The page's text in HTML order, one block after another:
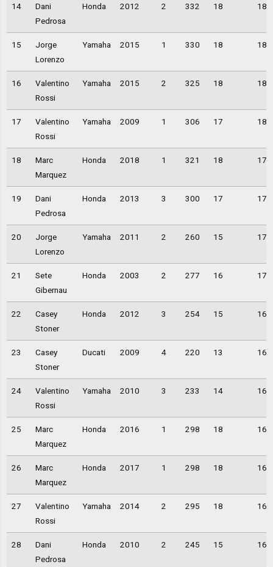
14
Dani
Pedrosa
Honda 2012 2 332 18
15
Jorge
Lorenzo
Yamaha 2015 1 330 18
16
Valentino
Rossi
Yamaha 2015 2 325 18
17
Valentino
Rossi
Yamaha 2009 1 306 17
18
Marc
Marquez
Honda 2018 1 321 18
19
Dani
Pedrosa
Honda 2013 3 300 17
20
Jorge
Lorenzo
Yamaha 2011 2 260 15
21
Sete
Gibernau
Honda 2003 2 277 16
22
Casey
Stoner
Honda 2012 3 254 15
23
Casey
Stoner
Ducati 2009 4 220 13
24
Valentino
Rossi
Yamaha 2010 3 233 14
25
Marc
Marquez
Honda 2016 1 298 18
26
Marc
Marquez
Honda 2017 1 298 18
27
Valentino
Rossi
Yamaha 2014 2 295 18
28
Dani
Pedrosa
Honda 2010 2 245 15